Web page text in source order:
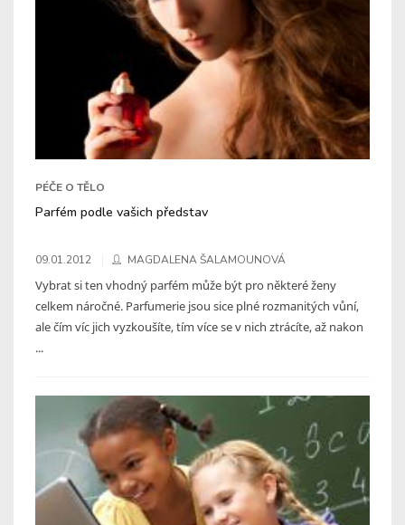
PÉČE O TĚLO
Parfém podle vašich představ
09.01.2012 MAGDALENA ŠALAMOUNOVÁ
Vybrat si ten vhodný parfém může být pro některé ženy
celkem náročné. Parfumerie jsou sice plné rozmanitých vůní,
ale čím víc jich vyzkoušíte, tím více se v nich ztrácíte, až nakon
...